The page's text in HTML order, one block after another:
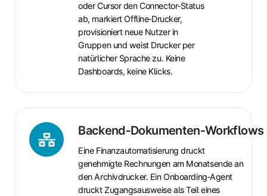
oder Cursor den Connector‑Status
ab, markiert Offline‑Drucker,
provisioniert neue Nutzer in
Gruppen und weist Drucker per
natürlicher Sprache zu. Keine
Dashboards, keine Klicks.
Backend‑Dokumenten‑Workflows
Eine Finanzautomatisierung druckt
genehmigte Rechnungen am Monatsende an
den Archivdrucker. Ein Onboarding‑Agent
druckt Zugangsausweise als Teil eines
Backend‑Dokumenten‑Workflows